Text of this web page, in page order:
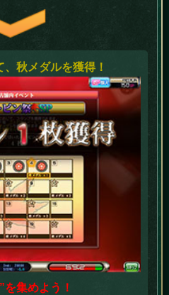
秋メダルを獲得！
を集めよう！